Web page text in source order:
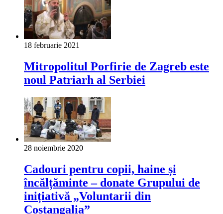
18 februarie 2021
Mitropolitul Porfirie de Zagreb este
noul Patriarh al Serbiei
28 noiembrie 2020
Cadouri pentru copii, haine și
încălțăminte – donate Grupului de
inițiativă „Voluntarii din
Coștangalia”